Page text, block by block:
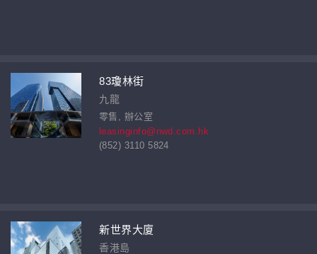
83瓊林街
九龍
零售, 辦公室
leasinginfo@nwd.com.hk
(852) 3110 5824
新世界大廈
香港島